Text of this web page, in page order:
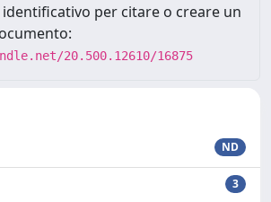
per citare o creare un
20.500.12610/16875
ND
3